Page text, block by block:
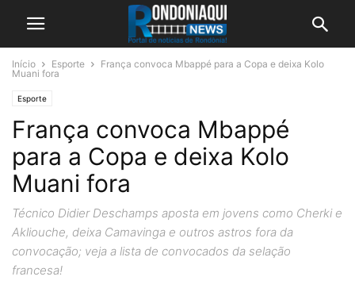
Início Esporte
França convoca Mbappé para a Copa e deixa Kolo
Muani fora
Esporte
França convoca Mbappé
para a Copa e deixa Kolo
Muani fora
Técnico Didier Deschamps aposta em jovens como Cherki e
Akliouche, deixa Camavinga e outros astros fora da
convocação; veja a lista de convocados da selação
francesa!